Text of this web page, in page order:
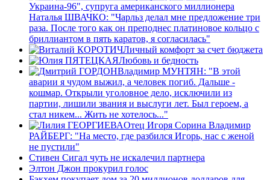
Украина-96", супруга американского миллионера
Наталья ШВАЧКО: "Чарльз делал мне предложение три
раза. После того как он преподнес платиновое кольцо с
бриллиантом в пять каратов, я согласилась"
Личный комфорт за счет бюджета
Любовь и бедность
Владимир МУНТЯН: "В этой
аварии я чудом выжил, а человек погиб. Дальше -
кошмар. Открыли уголовное дело, исключили из
партии, лишили звания и выслуги лет. Был героем, а
стал никем... Жить не хотелось..."
Отец Игоря Сорина Владимир
РАЙБЕРГ: "На место, где разбился Игорь, нас с женой
не пустили"
Стивен Сигал чуть не искалечил партнера
Элтон Джон прокурил голос